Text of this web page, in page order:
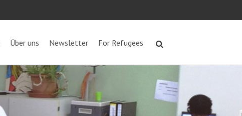
Über uns Newsletter For Refugees